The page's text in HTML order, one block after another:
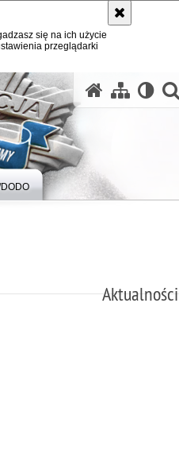
się na ich użycie
przeglądarki
Aktualności